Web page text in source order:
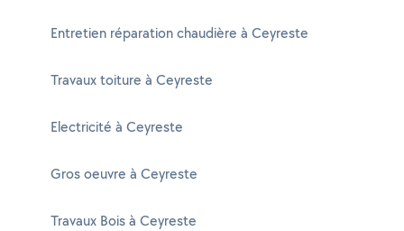
Entretien réparation chaudière à Ceyreste
Travaux toiture à Ceyreste
Electricité à Ceyreste
Gros oeuvre à Ceyreste
Travaux Bois à Ceyreste